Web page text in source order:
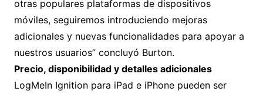
otras populares plataformas de dispositivos
móviles, seguiremos introduciendo mejoras
adicionales y nuevas funcionalidades para apoyar a
nuestros usuarios” concluyó Burton.
Precio, disponibilidad y detalles adicionales
LogMeIn Ignition para iPad e iPhone pueden ser